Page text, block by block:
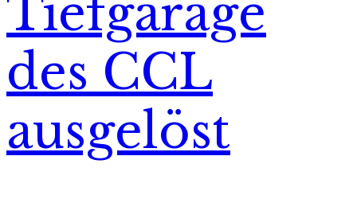
Tiefgarage
des CCL
ausgelöst